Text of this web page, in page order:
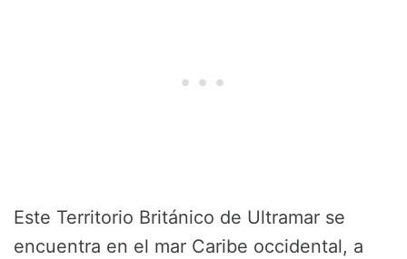
Este Territorio Británico de Ultramar se
encuentra en el mar Caribe occidental, a